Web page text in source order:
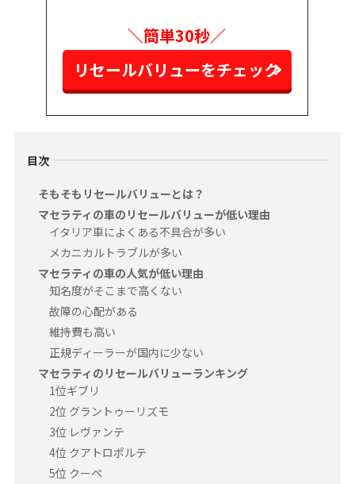
＼簡単30秒／
リセールバリューをチェック
目次
そもそもリセールバリューとは？
マセラティの車のリセールバリューが低い理由
イタリア車によくある不具合が多い
メカニカルトラブルが多い
マセラティの車の人気が低い理由
知名度がそこまで高くない
故障の心配がある
維持費も高い
正規ディーラーが国内に少ない
マセラティのリセールバリューランキング
1位ギブリ
2位 グラントゥーリズモ
3位 レヴァンテ
4位 クアトロポルテ
5位 クーペ